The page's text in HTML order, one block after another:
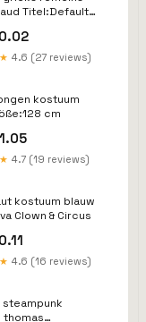
Titel:Default
4.6 (27 reviews)
kostuum
cm
4.7 (19 reviews)
kostuum blauw
Clown & Circus
4.6 (16 reviews)
steampunk
thomas